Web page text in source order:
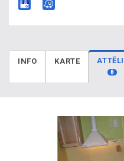
INFO KARTE ATTĒLI
8